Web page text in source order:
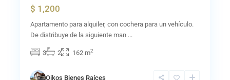
$ 1,200
Apartamento para alquiler, con cochera para un vehículo.
De distribuye de la siguiente man ...
3 2 162 m2
Oikos Bienes Raíces